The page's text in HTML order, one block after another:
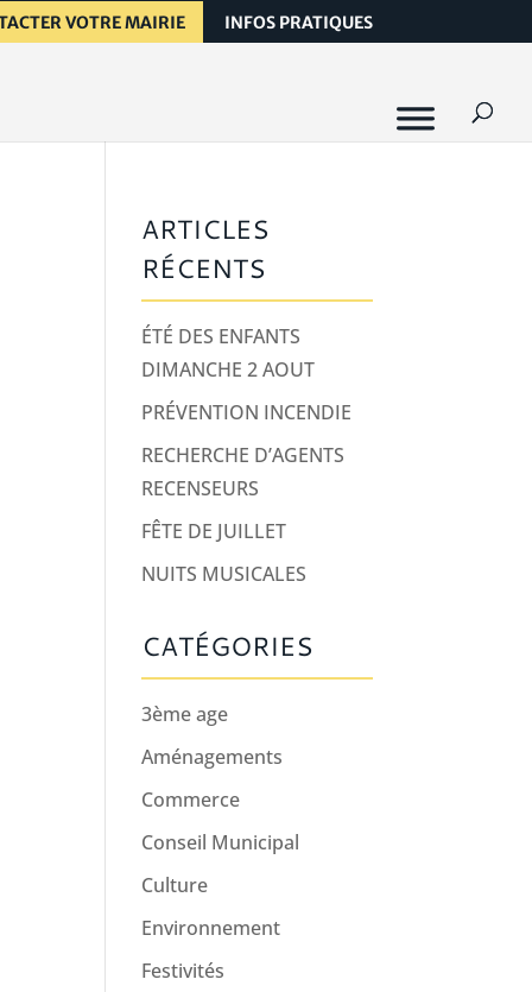
VOTRE MAIRIE INFOS PRATIQUES
ARTICLES
RÉCENTS
ÉTÉ DES ENFANTS
DIMANCHE 2 AOUT
PRÉVENTION INCENDIE
RECHERCHE D’AGENTS
RECENSEURS
FÊTE DE JUILLET
NUITS MUSICALES
CATÉGORIES
3ème age
Aménagements
Commerce
Conseil Municipal
Culture
Environnement
Festivités